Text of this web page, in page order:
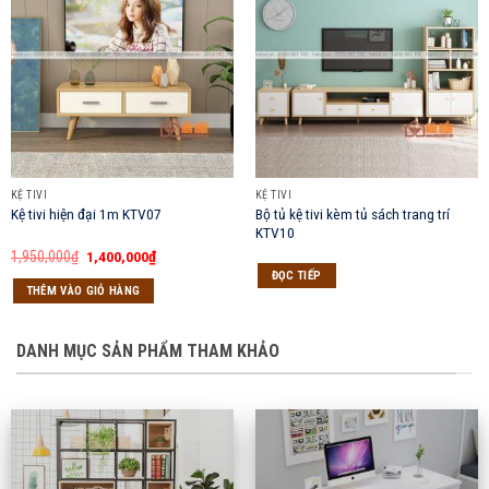
KỆ TIVI
Kệ tivi hiện đại 1m KTV07
1,950,000₫ Giá
gốc
là:
1,950,000₫.
1,400,000₫Giá
hiện
THÊM VÀO GIỎ HÀNG
KỆ TIVI
Bộ tủ kệ tivi kèm tủ sách trang trí
KTV10
ĐỌC TIẾP
DANH MỤC SẢN PHẨM THAM KHẢO